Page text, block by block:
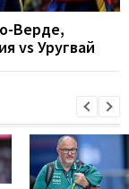
Верде,
vs Уругвай